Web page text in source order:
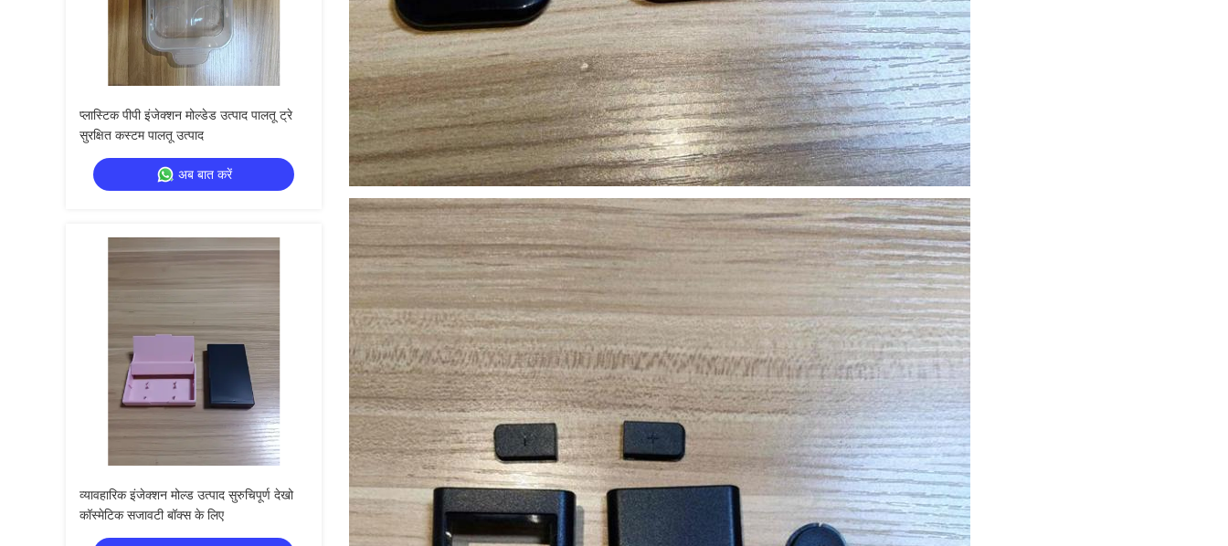
प्लास्टिक पीपी इंजेक्शन मोल्डेड उत्पाद पालतू ट्रे
सुरक्षित कस्टम पालतू उत्पाद
अब बात करें
व्यावहारिक इंजेक्शन मोल्ड उत्पाद सुरुचिपूर्ण देखो
कॉस्मेटिक सजावटी बॉक्स के लिए